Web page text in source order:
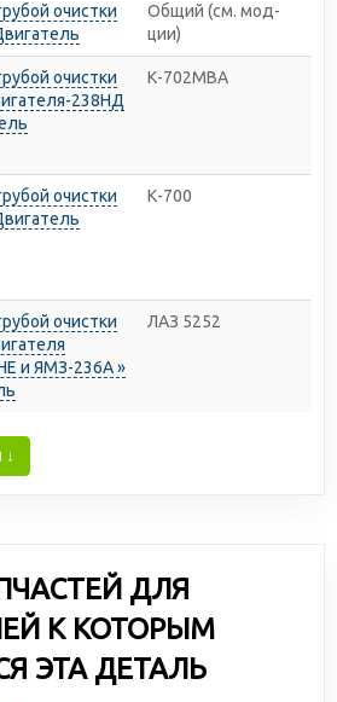
очистки
Общий (см. мод-
ции)
очистки
238НД
К-702МВА
очистки
К-700
очистки
и ЯМЗ-236А »
ЛАЗ 5252
ДЛЯ
К КОТОРЫМ
ЭТА ДЕТАЛЬ